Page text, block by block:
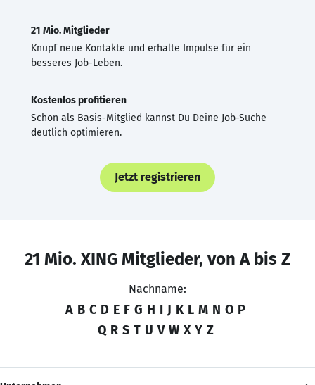
21 Mio. Mitglieder
Knüpf neue Kontakte und erhalte Impulse für ein
besseres Job-Leben.
Kostenlos profitieren
Schon als Basis-Mitglied kannst Du Deine Job-Suche
deutlich optimieren.
Jetzt registrieren
21 Mio. XING Mitglieder, von A bis Z
Nachname:
A B C D E F G H I J K L M N O P
Q R S T U V W X Y Z